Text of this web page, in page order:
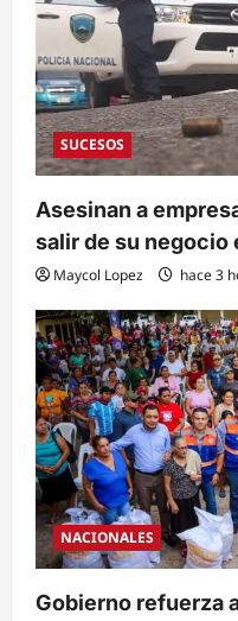
SUCESOS
Asesinan a
salir de su negocio
Maycol Lopez hace 3
NACIONALES
Gobierno refuerza